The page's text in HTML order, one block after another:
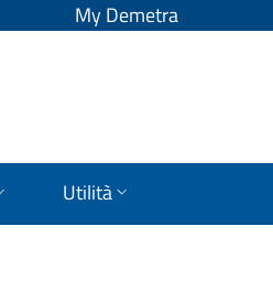
My Demetra
Utilità